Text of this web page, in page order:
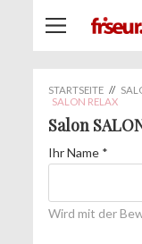
STARTSEITE //
SALON RELAX
Salon
Ihr Name *
Wird mit der